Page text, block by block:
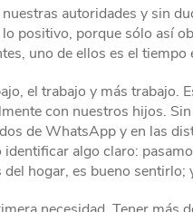
autoridades y sin
positivo, porque sólo así
uno de ellos es el tiempo
el trabajo y más trabajo.
con nuestros hijos.
de WhatsApp y en las
algo claro:
hogar, es bueno sentirlo;